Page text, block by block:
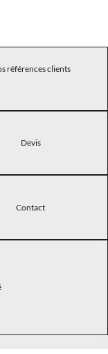
références clients
Devis
Contact